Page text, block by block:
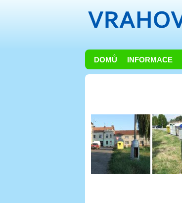
DOMŮ INFORMACE